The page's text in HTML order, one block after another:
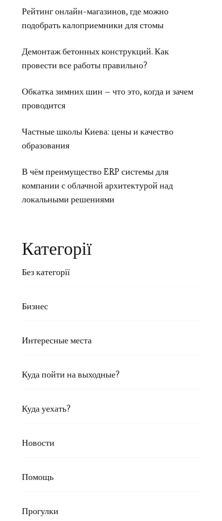
Рейтинг онлайн-магазинов, где можно
подобрать калоприемники для стомы
Демонтаж бетонных конструкций. Как
провести все работы правильно?
Обкатка зимних шин – что это, когда и зачем
проводится
Частные школы Киева: цены и качество
образования
В чём преимущество ERP системы для
компании с облачной архитектурой над
локальными решениями
Категорії
Без категорії
Бизнес
Интересные места
Куда пойти на выходные?
Куда уехать?
Новости
Помощь
Прогулки